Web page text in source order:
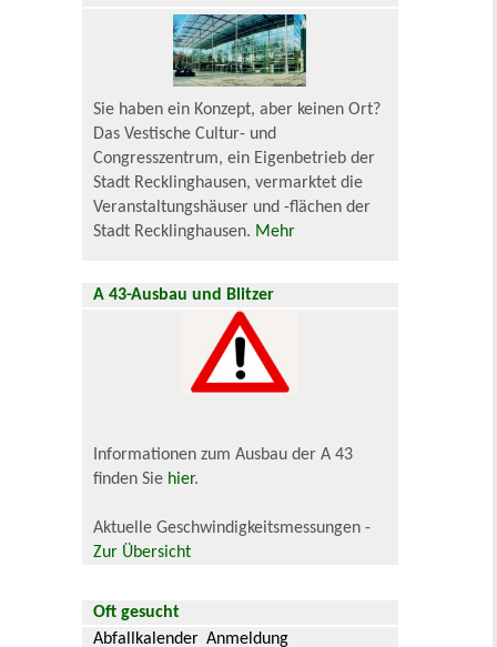
Sie haben ein Konzept, aber keinen Ort?
Das Vestische Cultur- und
Congresszentrum, ein Eigenbetrieb der
Stadt Recklinghausen, vermarktet die
Veranstaltungshäuser und -flächen der
Stadt Recklinghausen. Mehr
A 43-Ausbau und Blitzer
Informationen zum Ausbau der A 43
finden Sie hier.
Aktuelle Geschwindigkeitsmessungen -
Zur Übersicht
Oft gesucht
Abfallkalender Anmeldung